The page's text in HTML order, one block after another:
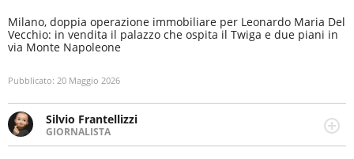
Milano, doppia operazione immobiliare per Leonardo Maria Del
Vecchio: in vendita il palazzo che ospita il Twiga e due piani in
via Monte Napoleone
Pubblicato: 20 Maggio 2026
Silvio Frantellizzi
GIORNALISTA
Giornalista pubblicista. Da oltre dieci anni si occupa di